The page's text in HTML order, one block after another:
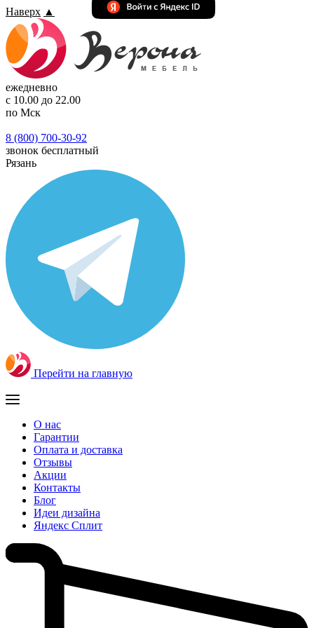
Наверх ▲
ежедневно
с 10.00 до 22.00
по Мск
8 (800) 700-30-92
звонок бесплатный
Рязань
Перейти на главную
О нас
Гарантии
Оплата и доставка
Отзывы
Акции
Контакты
Блог
Идеи дизайна
Яндекс Сплит